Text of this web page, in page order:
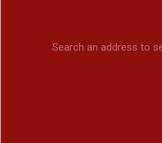
Search an address to